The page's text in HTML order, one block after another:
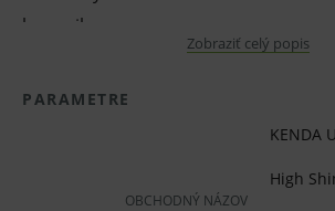
keramiky.
určené na finálne doleštenie
keramiky vrátane hybridných
leštenie porcelánu a
Zobraziť celý popis
PARAMETRE
OBCHODNÝ NÁZOV
KENDA
High